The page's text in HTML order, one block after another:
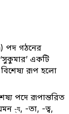
পদ গঠনের
একটি
রূপ হলো
পদে রূপান্তরিত
-্য, -তা, -ত্ব,